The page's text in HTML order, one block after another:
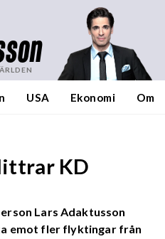
USA Ekonomi Om
KD
Lars Adaktusson
emot fler flyktingar från